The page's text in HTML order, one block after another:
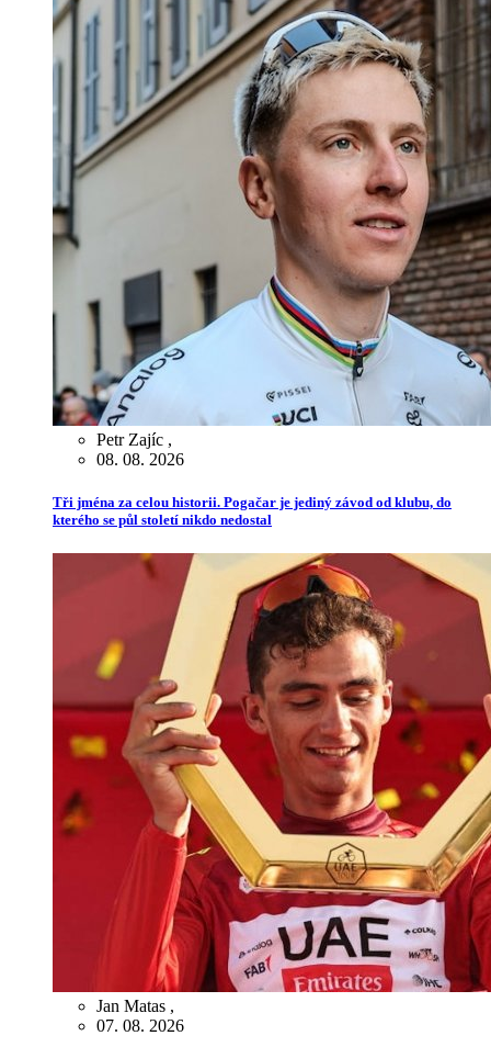
Petr Zajíc ,
08. 08. 2026
Tři jména za celou historii. Pogačar je jediný závod od klubu, do
kterého se půl století nikdo nedostal
Jan Matas ,
07. 08. 2026